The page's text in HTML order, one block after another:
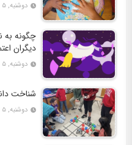
دوشنبه, ۵ مرداد
چگونه به
دیگران
دوشنبه, ۵ مرداد
شناخت
دوشنبه, ۵ مرداد